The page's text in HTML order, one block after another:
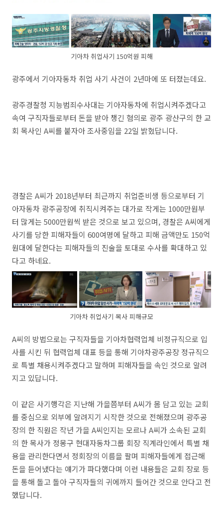
기아차 취업사기 150억원 피해
광주에서 기아자동차 취업 사기 사건이 2년마에 또 터졌는데요.
광주경찰청 지능범죄수사대는 기아자동차에 취업시켜주겠다고
속여 구직자들로부터 돈을 받아 챙긴 혐의로 광주 광산구의 한 교
회 목사인 A씨를 붙자아 조사중임을 22일 밝혔답니다.
경찰은 A씨가 2018년부터 최근까지 취업준비생 등으로부터 기
아자동차 광주공장에 취직시켜주는 대가로 작게는 1000만원부
터 많게는 5000만원씩 받은 것으로 보고 있으며, 경찰은 A씨에게
사기를 당한 피해자들이 600여명에 달하고 피해 금액만도 150억
원대에 달한다는 피해자들의 진술을 토대로 수사를 확대하고 있
다고 하네요.
기아차 취업사기 목사 피해규모
A씨의 방법으로는 구직자들을 기아차협력업체 비정규직으로 입
사를 시킨 뒤 협력업체 대표 등을 통해 기아차광주공장 정규직으
로 특별 채용시켜주겠다고 말하며 피해자들을 속인 것으로 알려
지고 있답니다.
이 같은 사기행각은 지난해 가을쯤부터 A씨가 몸 담고 있는 교회
를 중심으로 외부에 알려지기 시작한 것으로 전해졌으며 광주공
장의 한 직원은 작년 가을 A씨인지는 모르나 A씨가 소속된 교회
의 한 목사가 정몽구 현대자동차그룹 회장 직계라인에서 특별 채
용을 관리한다면서 정회장의 이름을 팔며 피해자들에게 접근해
돈을 듣어냈다는 얘기가 파다했다며 이런 내용들은 교회 장로 등
을 통해 돌고 돌아 구직자들의 귀에까지 들어간 것으로 안다고 전
했답니다.